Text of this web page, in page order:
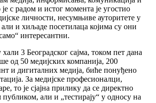
с радом и истог момента је угостио
личности, несумњиве ауторитете у
и хиљаде посетилаца којима су они
интересантни.
3 Београдског сајма, током пет дана
од 50 медијских компанија, 200
и дигиталних медија, биће понуђено
За медијске професионалци,
то је сјајна прилику да се директно
публиком, али и „тестирају“ у односу на